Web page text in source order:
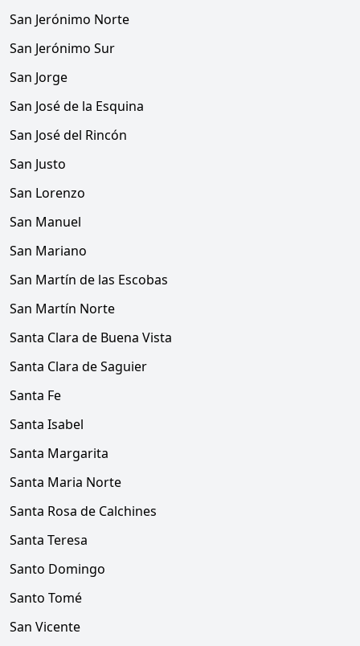
San Jerónimo Norte
San Jerónimo Sur
San Jorge
San José de la Esquina
San José del Rincón
San Justo
San Lorenzo
San Manuel
San Mariano
San Martín de las Escobas
San Martín Norte
Santa Clara de Buena Vista
Santa Clara de Saguier
Santa Fe
Santa Isabel
Santa Margarita
Santa Maria Norte
Santa Rosa de Calchines
Santa Teresa
Santo Domingo
Santo Tomé
San Vicente